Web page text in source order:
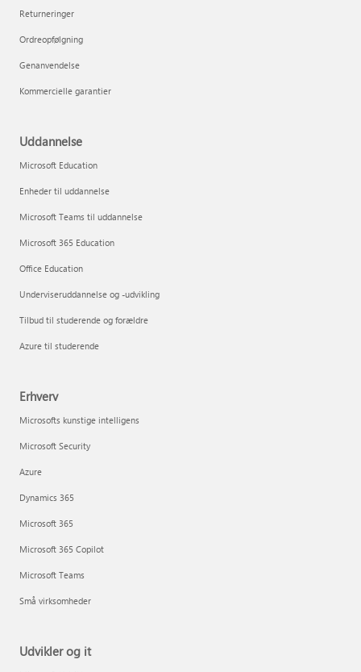
Returneringer
Ordreopfølgning
Genanvendelse
Kommercielle garantier
Uddannelse
Microsoft Education
Enheder til uddannelse
Microsoft Teams til uddannelse
Microsoft 365 Education
Office Education
Underviseruddannelse og -udvikling
Tilbud til studerende og forældre
Azure til studerende
Erhverv
Microsofts kunstige intelligens
Microsoft Security
Azure
Dynamics 365
Microsoft 365
Microsoft 365 Copilot
Microsoft Teams
Små virksomheder
Udvikler og it